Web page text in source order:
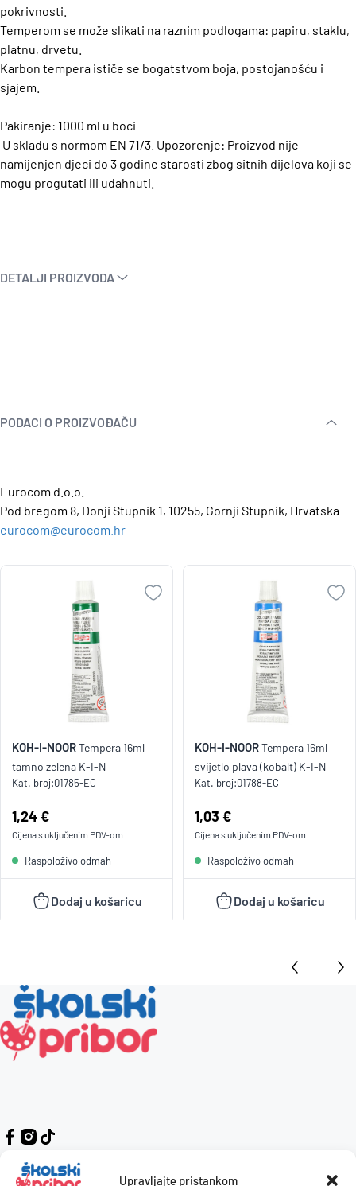
Upravljajte pristankom
pokrivnosti.
Temperom se može slikati na raznim podlogama: papiru, staklu,
platnu, drvetu.
Karbon tempera ističe se bogatstvom boja, postojanošću i
sjajem.
Pakiranje: 1000 ml u boci
U skladu s normom EN 71/3. Upozorenje: Proizvod nije
namijenjen djeci do 3 godine starosti zbog sitnih dijelova koji se
mogu progutati ili udahnuti.
DETALJI PROIZVODA
PODACI O PROIZVOĐAČU
Eurocom d.o.o.
Pod bregom 8, Donji Stupnik 1, 10255, Gornji Stupnik, Hrvatska
eurocom@eurocom.hr
KOH-I-NOORTempera 16ml
tamno zelena K-I-N
Kat. broj:01785-EC
Cijena:
1,24 €
Cijena s uključenim PDV-om
Raspoloživo odmah
Dodaj u košaricu
KOH-I-NOORTempera 16ml
svijetlo plava (kobalt) K-I-N
Kat. broj:01788-EC
Cijena:
1,03 €
Cijena s uključenim PDV-om
Raspoloživo odmah
Dodaj u košaricu